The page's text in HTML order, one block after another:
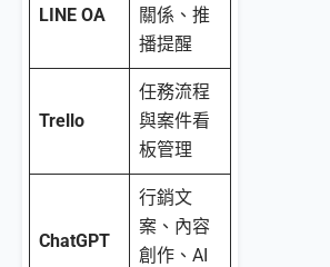
LINE OA
關係、推
播提醒
Trello
任務流程
與案件看
板管理
ChatGPT
行銷文
案、內容
創作、AI